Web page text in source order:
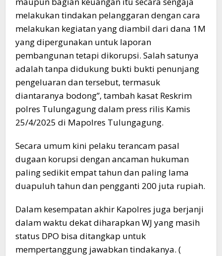
melakukan tindakan pelanggaran dengan cara
melakukan kegiatan yang diambil dari dana 1M
yang dipergunakan untuk laporan
pembangunan tetapi dikorupsi. Salah satunya
adalah tanpa didukung bukti bukti penunjang
pengeluaran dan tersebut, termasuk
diantaranya bodong”, tambah kasat Reskrim
polres Tulungagung dalam press rilis Kamis
25/4/2025 di Mapolres Tulungagung.
Secara umum kini pelaku terancam pasal
dugaan korupsi dengan ancaman hukuman
paling sedikit empat tahun dan paling lama
duapuluh tahun dan pengganti 200 juta rupiah.
Dalam kesempatan akhir Kapolres juga berjanji
dalam waktu dekat diharapkan WJ yang masih
status DPO bisa ditangkap untuk
mempertanggung jawabkan tindakanya. (